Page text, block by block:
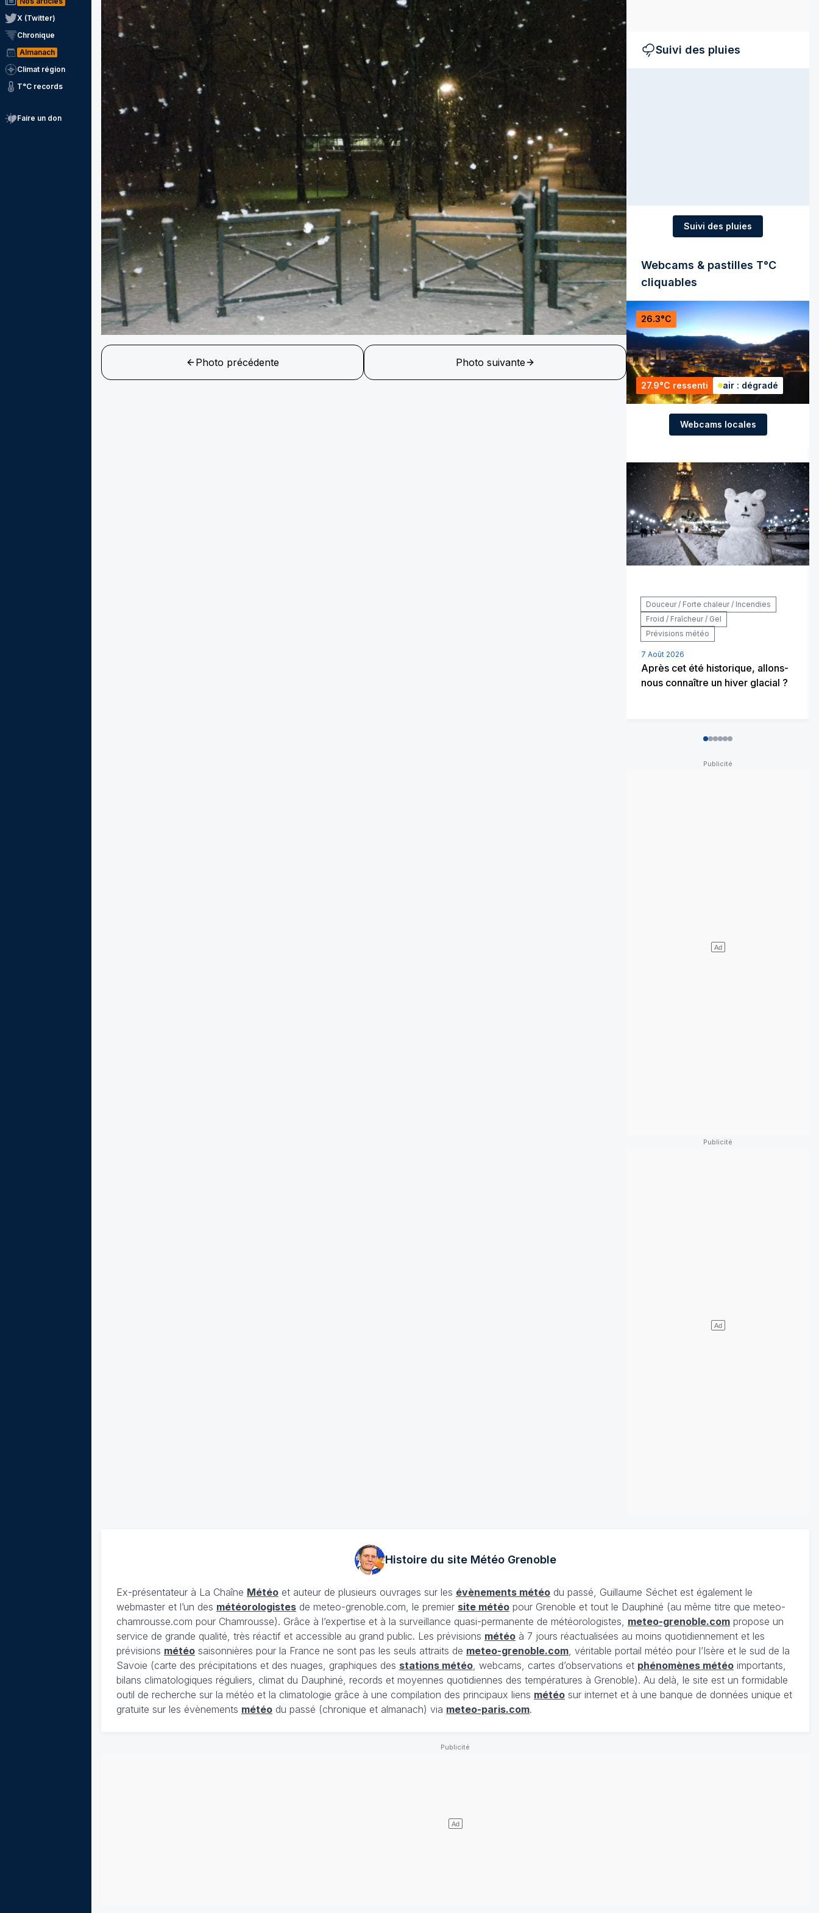
X (Twitter)
Chronique
Almanach
Climat région
T°C records
Faire un don
Photo précédente Photo suivante
Suivi des pluies
Suivi des pluies
Webcams & pastilles T°C
cliquables
26.3°C
27.9°C ressenti air : dégradé
Webcams locales
Douceur / Forte chaleur / Incendies
Froid / Fraîcheur / Gel
Prévisions météo
7 Août 2026
Après cet été historique, allons-
nous connaître un hiver glacial ?
012345
Histoire du site MétéoGrenoble
Ex-présentateur à La Chaîne Météo et auteur de plusieurs ouvrages sur les évènements météo du passé, Guillaume Séchet est également le
webmaster et l’un des météorologistes de meteo-grenoble.com, le premier site météo pour Grenoble et tout le Dauphiné (au même titre que meteo-
chamrousse.com pour Chamrousse). Grâce à l’expertise et à la surveillance quasi-permanente de météorologistes, meteo-grenoble.com propose un
service de grande qualité, très réactif et accessible au grand public. Les prévisions météo à 7 jours réactualisées au moins quotidiennement et les
prévisions météo saisonnières pour la France ne sont pas les seuls attraits de meteo-grenoble.com , véritable portail météo pour l’Isère et le sud de la
Savoie (carte des précipitations et des nuages, graphiques des stations météo , webcams, cartes d’observations et phénomènes météo importants,
bilans climatologiques réguliers, climat du Dauphiné, records et moyennes quotidiennes des températures à Grenoble). Au delà, le site est un formidable
outil de recherche sur la météo et la climatologie grâce à une compilation des principaux liens météo sur internet et à une banque de données unique et
gratuite sur les évènements météo du passé (chronique et almanach) via meteo-paris.com.